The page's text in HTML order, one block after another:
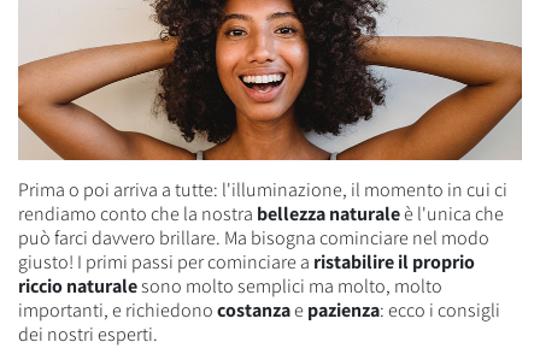
Prima o poi arriva a tutte: l'illuminazione, il momento in cui ci
rendiamo conto che la nostra bellezza naturaleè l'unica che
può farci davvero brillare. Ma bisogna cominciare nel modo
giusto! I primi passi per cominciare a ristabilire il proprio
riccio naturalesono molto semplici ma molto, molto
importanti, e richiedonocostanzaepazienza: ecco i consigli
dei nostri esperti.